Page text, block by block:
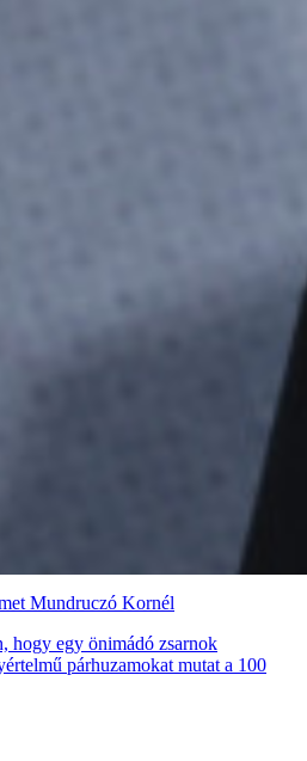
Mundruczó Kornél
hogy egy önimádó zsarnok
párhuzamokat mutat a 100